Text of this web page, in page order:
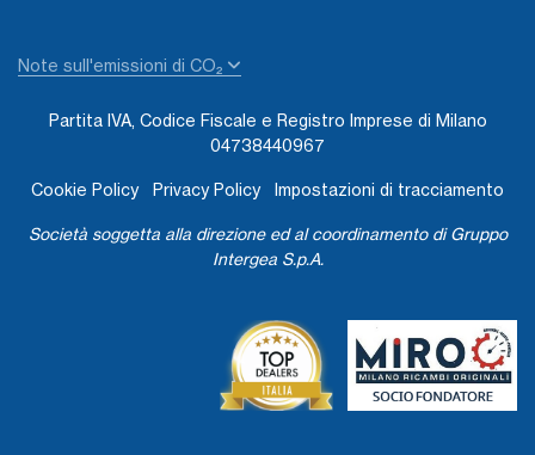
Note sull'emissioni di CO₂
Partita IVA, Codice Fiscale e Registro Imprese di Milano
04738440967
Cookie Policy Privacy Policy Impostazioni di tracciamento
Società soggetta alla direzione ed al coordinamento di Gruppo
Intergea S.p.A.